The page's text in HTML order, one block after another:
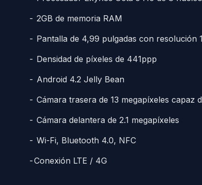
2GB de memoria RAM
Pantalla de 4,99 pulgadas con resolución
Densidad de píxeles de 441ppp
Android 4.2 Jelly Bean
Cámara trasera de 13 megapíxeles capaz
Cámara delantera de 2.1 megapíxeles
Wi-Fi, Bluetooth 4.0, NFC
Conexión LTE / 4G